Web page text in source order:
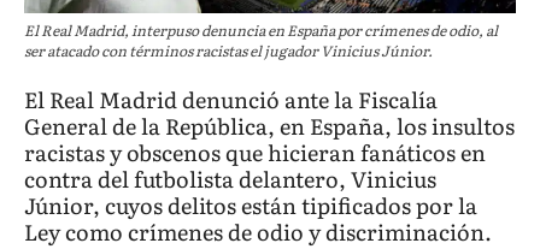
El Real Madrid, interpuso denuncia en España por crímenes de odio, al
ser atacado con términos racistas el jugador Vinicius Júnior.
El Real Madrid denunció ante la Fiscalía
General de la República, en España, los insultos
racistas y obscenos que hicieran fanáticos en
contra del futbolista delantero, Vinicius
Júnior, cuyos delitos están tipificados por la
Ley como crímenes de odio y discriminación.